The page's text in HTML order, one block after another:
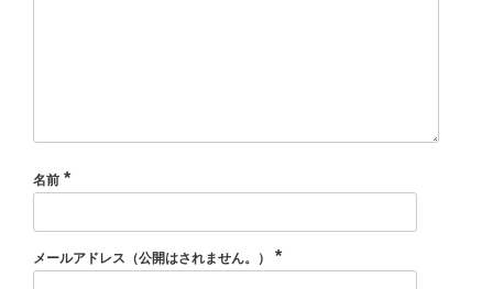
名前 *
メールアドレス（公開はされません。） *